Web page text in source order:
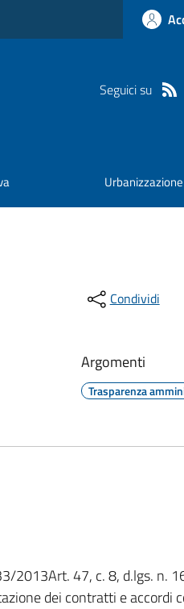
Seguici su
Urbanizzazione
Condividi
Argomenti
Trasparenza
2013Art. 47, c. 8, d.lgs. n.
dei contratti e accordi